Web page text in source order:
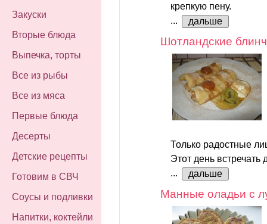
Закуски
Вторые блюда
Выпечка, торты
Все из рыбы
Все из мяса
Первые блюда
Десерты
Детские рецепты
Готовим в СВЧ
Соусы и подливки
Напитки, коктейли
крепкую пену.
...
дальше
Шотландские
Только радостные
Этот день встречать
...
дальше
Манные оладьи с